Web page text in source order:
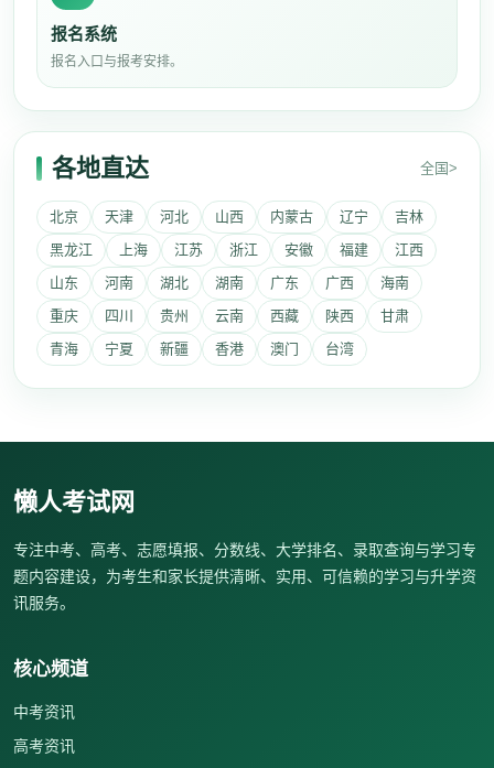
报名系统
报名入口与报考安排。
各地直达 全国>
北京 天津 河北 山西 内蒙古 辽宁
吉林
黑龙江
上海 江苏 浙江 安徽 福建
江西
山东
河南 湖北 湖南 广东 广西
海南
重庆
四川 贵州 云南 西藏 陕西
甘肃
青海
宁夏 新疆 香港 澳门 台湾
懒人考试网
专注中考、高考、志愿填报、分数线、大学排名、录取查询与学习专
题内容建设，为考生和家长提供清晰、实用、可信赖的学习与升学资
讯服务。
核心频道
中考资讯
高考资讯